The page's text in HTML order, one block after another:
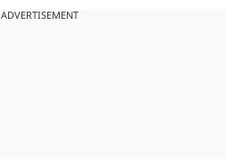
ADVERTISEMENT